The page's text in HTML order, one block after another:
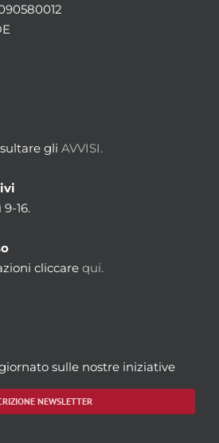
gli AVVISI.
16.
cliccare qui.
sulle nostre iniziative
NEWSLETTER